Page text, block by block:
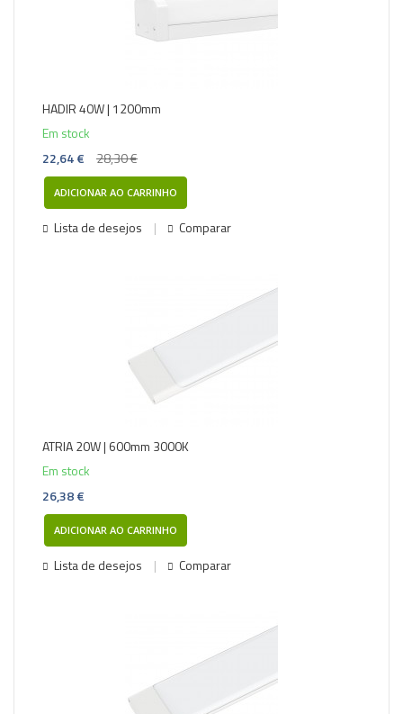
HADIR 40W | 1200mm
Em stock
22,64 €
28,30 €
ADICIONAR AO CARRINHO
Lista de desejos Comparar
ATRIA 20W | 600mm 3000K
Em stock
26,38 €
ADICIONAR AO CARRINHO
Lista de desejos Comparar